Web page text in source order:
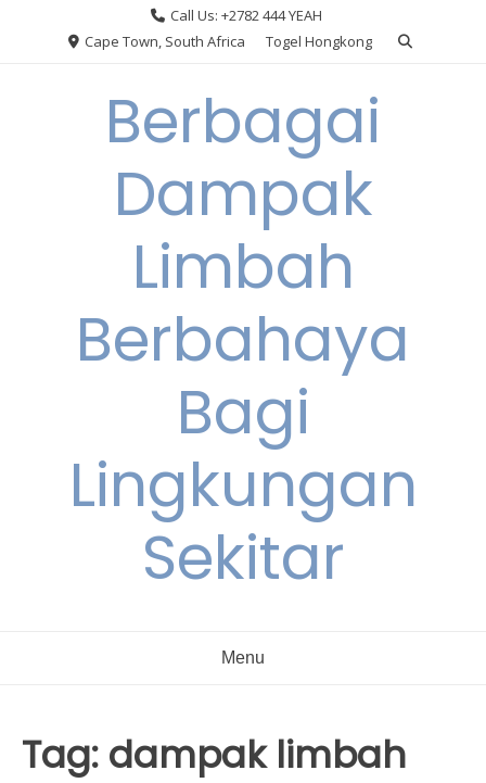
Call Us: +2782 444 YEAH
Cape Town, South Africa
Togel Hongkong
Berbagai
Dampak
Limbah
Berbahaya
Bagi
Lingkungan
Sekitar
Menu
Tag: dampak limbah